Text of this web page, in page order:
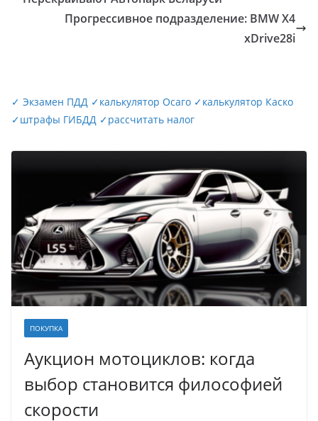
Прогрессивное подразделение: BMW X4
xDrive28i
✓ Экзамен ПДД ✓калькулятор Осаго ✓калькулятор Каско
✓штрафы ГИБДД ✓рассчитать налог
ПОКУПКА
Аукцион мотоциклов: когда
выбор становится философией
скорости